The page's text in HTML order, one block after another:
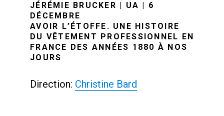
JÉRÉMIE BRUCKER | UA | 6
DÉCEMBRE
AVOIR L’ÉTOFFE. UNE HISTOIRE
DU VÊTEMENT PROFESSIONNEL EN
FRANCE DES ANNÉES 1880 À NOS
JOURS
Direction: Christine Bard